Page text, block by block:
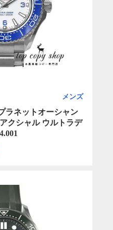
メンズ
ラネットオーシャン
クシャル ウルトラデ